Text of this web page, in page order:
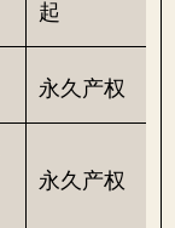
起
永久产权
永久产权